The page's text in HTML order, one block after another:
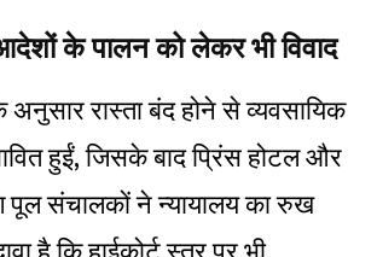
के पालन को लेकर भी विवाद
अनुसार रास्ता बंद होने से व्यवसायिक
हुईं, जिसके बाद प्रिंस होटल और
पूल संचालकों ने न्यायालय का रुख